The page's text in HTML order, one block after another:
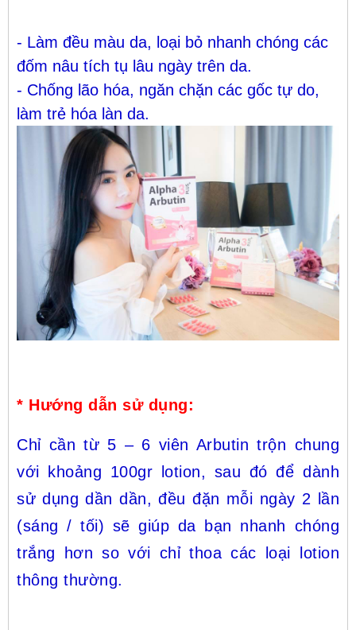
- Làm đều màu da, loại bỏ nhanh chóng các
đốm nâu tích tụ lâu ngày trên da.
- Chống lão hóa, ngăn chặn các gốc tự do,
làm trẻ hóa làn da.
* Hướng dẫn sử dụng:
Chỉ cần từ 5 – 6 viên Arbutin trộn chung
với khoảng 100gr lotion, sau đó để dành
sử dụng dần dần, đều đặn mỗi ngày 2 lần
(sáng / tối) sẽ giúp da bạn nhanh chóng
trắng hơn so với chỉ thoa các loại lotion
thông thường.